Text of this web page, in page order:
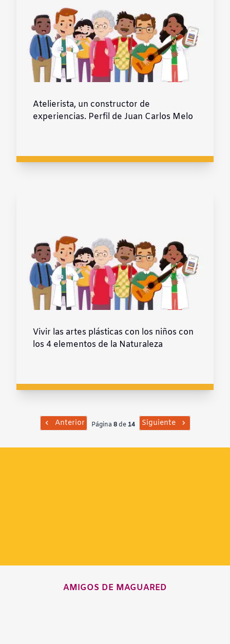
Atelierista, un constructor de
experiencias. Perfil de Juan Carlos Melo
Vivir las artes plásticas con los niños con
los 4 elementos de la Naturaleza
Anterior Página 8de14 Siguiente
AMIGOS DE MAGUARED